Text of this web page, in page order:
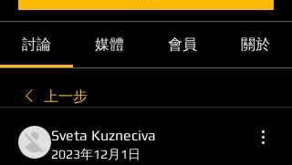
討論 媒體 會員 關於
上一步
Sveta Kuzneciva
2023年12月1日